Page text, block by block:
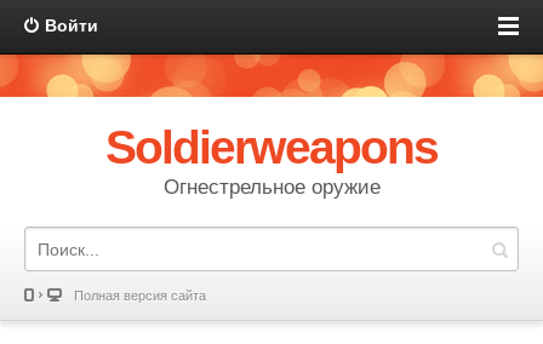
Войти
Soldierweapons
Огнестрельное оружие
Полная версия сайта